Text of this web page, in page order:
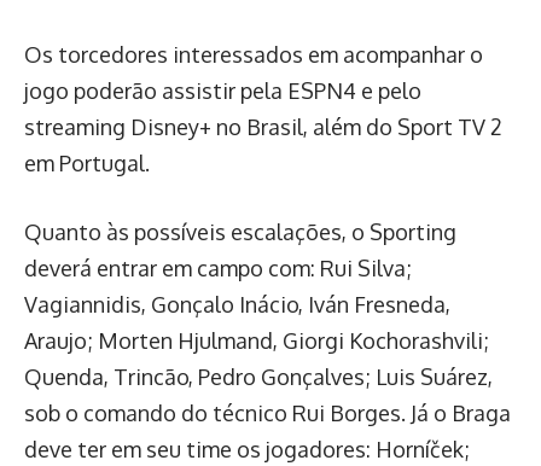
Os torcedores interessados em acompanhar o
jogo poderão assistir pela ESPN4 e pelo
streaming Disney+ no Brasil, além do Sport TV 2
em Portugal.
Quanto às possíveis escalações, o Sporting
deverá entrar em campo com: Rui Silva;
Vagiannidis, Gonçalo Inácio, Iván Fresneda,
Araujo; Morten Hjulmand, Giorgi Kochorashvili;
Quenda, Trincão, Pedro Gonçalves; Luis Suárez,
sob o comando do técnico Rui Borges. Já o Braga
deve ter em seu time os jogadores: Horníček;